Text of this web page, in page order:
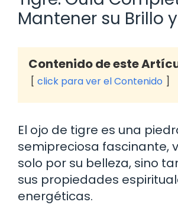
Mantener su Brillo
Contenido de este
click para ver el Contenido
El ojo de tigre es una
semipreciosa fascinante,
solo por su belleza, sino
sus propiedades
energéticas.